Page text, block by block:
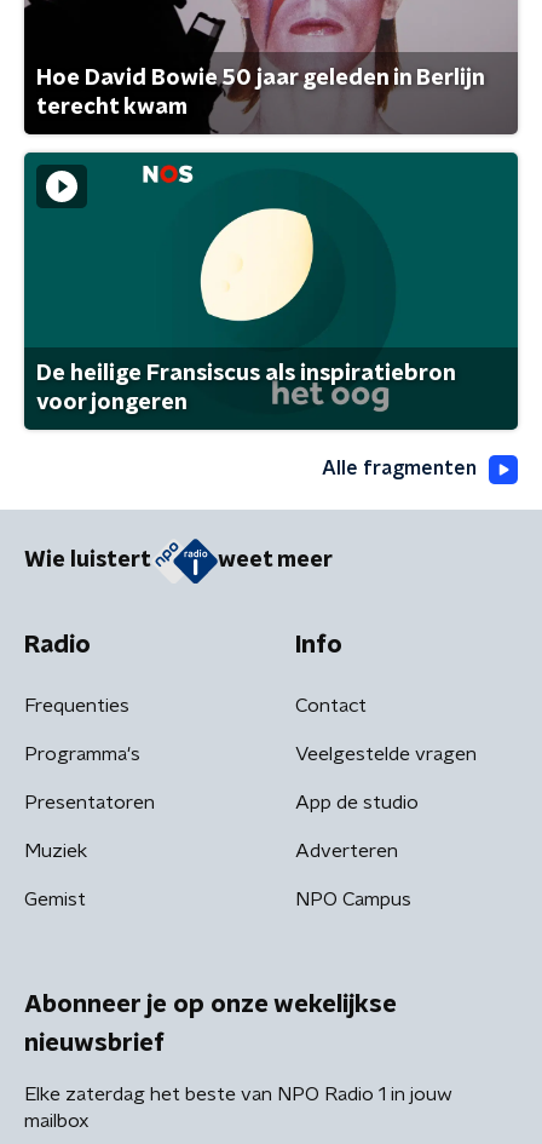
Hoe David Bowie 50 jaar geleden in Berlijn
terecht kwam
De heilige Fransiscus als inspiratiebron
voor jongeren
Alle fragmenten
Wie luistert weet meer
Radio
Frequenties
Programma's
Presentatoren
Muziek
Gemist
Info
Contact
Veelgestelde vragen
App de studio
Adverteren
NPO Campus
Abonneer je op onze wekelijkse
nieuwsbrief
Elke zaterdag het beste van NPO Radio 1 in jouw
mailbox